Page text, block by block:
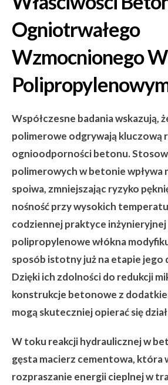
Ogniotrwałego
Wzmocnionego
Współczesne badania wskazują,
polimerowe odgrywają kluczową
ognioodporności betonu.
polimerowych w betonie
spoiwa, zmniejszając ryzyko
nośność przy wysokich
codziennej praktyce inżynieryjnej
polipropylenowe włókna
sposób istotny już na etapie jego
Dzięki ich zdolności do redukcji
konstrukcje betonowe z
mogą skuteczniej opierać się
W toku reakcji hydraulicznej w
gęsta macierz cementowa, która
rozpraszanie energii cieplnej w